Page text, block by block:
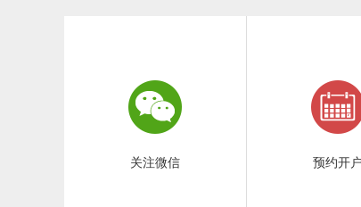
关注微信 预约开户